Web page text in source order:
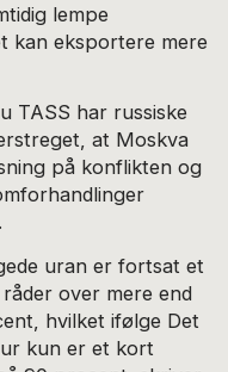
lempe
kan eksportere mere
TASS har russiske
at Moskva
på konflikten og
uran er fortsat et
over mere end
hvilket ifølge Det
kun er et kort